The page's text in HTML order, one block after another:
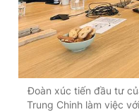
Đoàn xúc tiến đầu tư
Trung Chinh làm việc